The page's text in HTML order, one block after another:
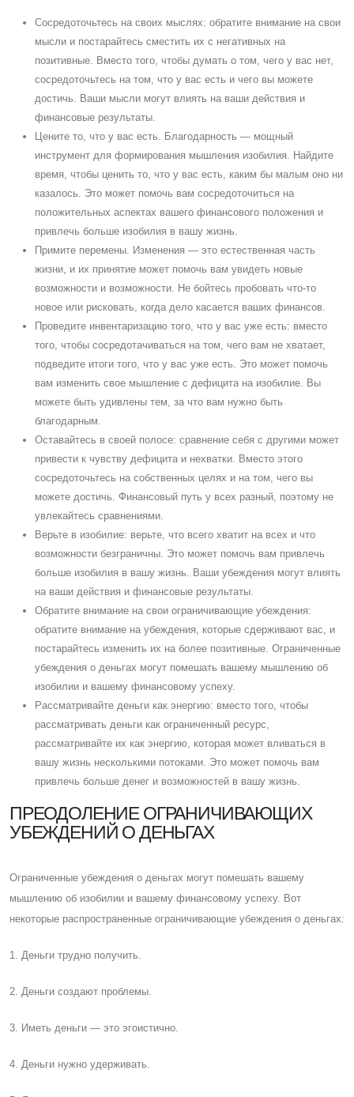
Cосредоточьтесь на своих мыслях: обратите внимание на свои
мысли и постарайтесь сместить их с негативных на
позитивные. Вместо того, чтобы думать о том, чего у вас нет,
сосредоточьтесь на том, что у вас есть и чего вы можете
достичь. Ваши мысли могут влиять на ваши действия и
финансовые результаты.
Цените то, что у вас есть. Благодарность — мощный
инструмент для формирования мышления изобилия. Найдите
время, чтобы ценить то, что у вас есть, каким бы малым оно ни
казалось. Это может помочь вам сосредоточиться на
положительных аспектах вашего финансового положения и
привлечь больше изобилия в вашу жизнь.
Примите перемены. Изменения — это естественная часть
жизни, и их принятие может помочь вам увидеть новые
возможности и возможности. Не бойтесь пробовать что-то
новое или рисковать, когда дело касается ваших финансов.
Проведите инвентаризацию того, что у вас уже есть: вместо
того, чтобы сосредотачиваться на том, чего вам не хватает,
подведите итоги того, что у вас уже есть. Это может помочь
вам изменить свое мышление с дефицита на изобилие. Вы
можете быть удивлены тем, за что вам нужно быть
благодарным.
Оставайтесь в своей полосе: сравнение себя с другими может
привести к чувству дефицита и нехватки. Вместо этого
сосредоточьтесь на собственных целях и на том, чего вы
можете достичь. Финансовый путь у всех разный, поэтому не
увлекайтесь сравнениями.
Верьте в изобилие: верьте, что всего хватит на всех и что
возможности безграничны. Это может помочь вам привлечь
больше изобилия в вашу жизнь. Ваши убеждения могут влиять
на ваши действия и финансовые результаты.
Обратите внимание на свои ограничивающие убеждения:
обратите внимание на убеждения, которые сдерживают вас, и
постарайтесь изменить их на более позитивные. Ограниченные
убеждения о деньгах могут помешать вашему мышлению об
изобилии и вашему финансовому успеху.
Рассматривайте деньги как энергию: вместо того, чтобы
рассматривать деньги как ограниченный ресурс,
рассматривайте их как энергию, которая может вливаться в
вашу жизнь несколькими потоками. Это может помочь вам
привлечь больше денег и возможностей в вашу жизнь.
ПРЕОДОЛЕНИЕ ОГРАНИЧИВАЮЩИХ
УБЕЖДЕНИЙ О ДЕНЬГАХ
Ограниченные убеждения о деньгах могут помешать вашему
мышлению об изобилии и вашему финансовому успеху. Вот
некоторые распространенные ограничивающие убеждения о деньгах:
1. Деньги трудно получить.
2. Деньги создают проблемы.
3. Иметь деньги — это эгоистично.
4. Деньги нужно удерживать.